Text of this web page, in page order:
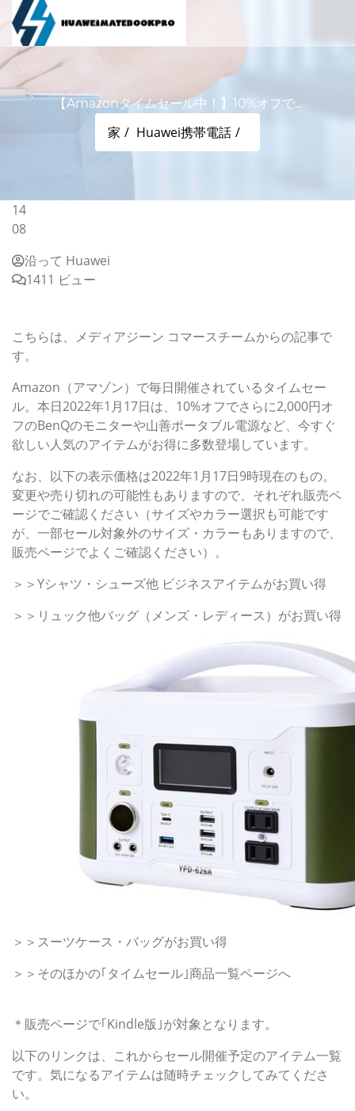
【Amazonタイムセール中！】10%オフで...
家 Huawei携帯電話
14
08
沿って Huawei
1411 ビュー
こちらは、メディアジーン コマースチームからの記事で
す。
Amazon（アマゾン）で毎日開催されているタイムセー
ル。本日2022年1月17日は、10%オフでさらに2,000円オ
フのBenQのモニターや山善ポータブル電源など、今すぐ
欲しい人気のアイテムがお得に多数登場しています。
なお、以下の表示価格は2022年1月17日9時現在のもの。
変更や売り切れの可能性もありますので、それぞれ販売ペ
ージでご確認ください（サイズやカラー選択も可能です
が、一部セール対象外のサイズ・カラーもありますので、
販売ページでよくご確認ください）。
＞＞Yシャツ・シューズ他 ビジネスアイテムがお買い得
＞＞リュック他バッグ（メンズ・レディース）がお買い得
＞＞スーツケース・バッグがお買い得
＞＞そのほかの｢タイムセール｣商品一覧ページへ
＊販売ページで｢Kindle版｣が対象となります。
以下のリンクは、これからセール開催予定のアイテム一覧
です。気になるアイテムは随時チェックしてみてくださ
い。